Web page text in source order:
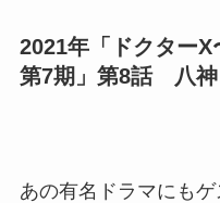
2021年「ドクター
第7期」第8話 八神
あの有名ドラマにもゲ